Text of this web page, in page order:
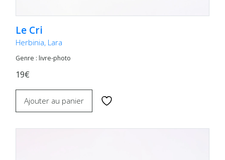
Le Cri
Herbinia, Lara
Genre : livre-photo
19€
Ajouter au panier